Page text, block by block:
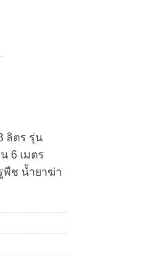
ลิตร รุ่น
6 เมตร
พืช น้ำยาฆ่า